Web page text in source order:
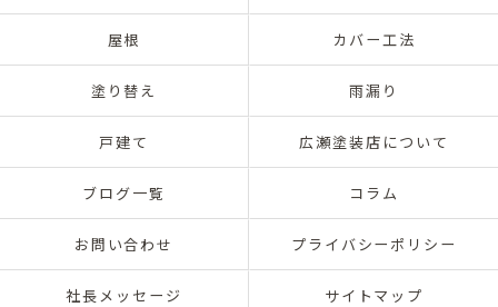
屋根 カバー工法
塗り替え 雨漏り
戸建て 広瀬塗装店について
ブログ一覧 コラム
お問い合わせ プライバシーポリシー
社長メッセージ サイトマップ